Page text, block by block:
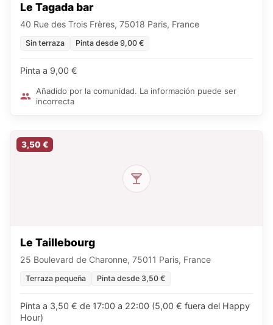
Le Tagada bar
40 Rue des Trois Frères, 75018 Paris, France
Sin terraza Pinta desde 9,00 €
Pinta a 9,00 €
Añadido por la comunidad. La información puede ser
incorrecta
3,50 €
Le Taillebourg
25 Boulevard de Charonne, 75011 Paris, France
Terraza pequeña Pinta desde 3,50 €
Pinta a 3,50 € de 17:00 a 22:00 (5,00 € fuera del Happy
Hour)